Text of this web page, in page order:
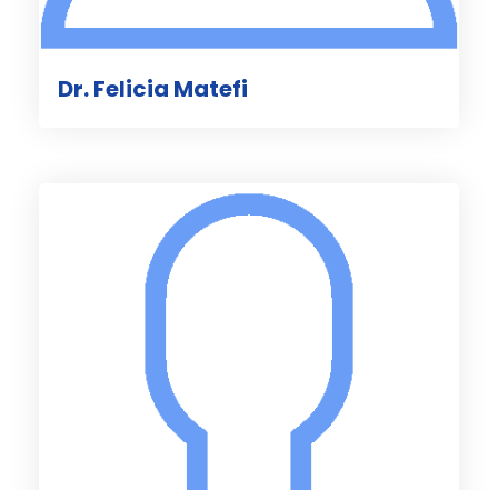
Dr. Felicia Matefi